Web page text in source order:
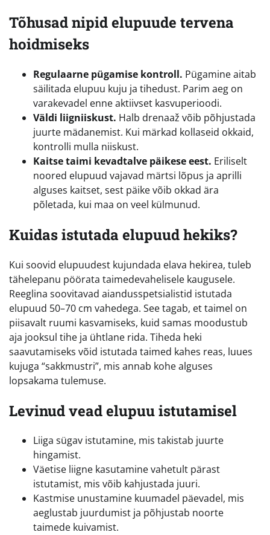
Tõhusad nipid elupuude tervena
hoidmiseks
Regulaarne pügamise kontroll. Pügamine aitab
säilitada elupuu kuju ja tihedust. Parim aeg on
varakevadel enne aktiivset kasvuperioodi.
Väldi liigniiskust. Halb drenaaž võib põhjustada
juurte mädanemist. Kui märkad kollaseid okkaid,
kontrolli mulla niiskust.
Kaitse taimi kevadtalve päikese eest. Eriliselt
noored elupuud vajavad märtsi lõpus ja aprilli
alguses kaitset, sest päike võib okkad ära
põletada, kui maa on veel külmunud.
Kuidas istutada elupuud hekiks?
Kui soovid elupuudest kujundada elava hekirea, tuleb
tähelepanu pöörata taimedevahelisele kaugusele.
Reeglina soovitavad aiandusspetsialistid istutada
elupuud 50–70 cm vahedega. See tagab, et taimel on
piisavalt ruumi kasvamiseks, kuid samas moodustub
aja jooksul tihe ja ühtlane rida. Tiheda heki
saavutamiseks võid istutada taimed kahes reas, luues
kujuga “sakkmustri”, mis annab kohe alguses
lopsakama tulemuse.
Levinud vead elupuu istutamisel
Liiga sügav istutamine, mis takistab juurte
hingamist.
Väetise liigne kasutamine vahetult pärast
istutamist, mis võib kahjustada juuri.
Kastmise unustamine kuumadel päevadel, mis
aeglustab juurdumist ja põhjustab noorte
taimede kuivamist.